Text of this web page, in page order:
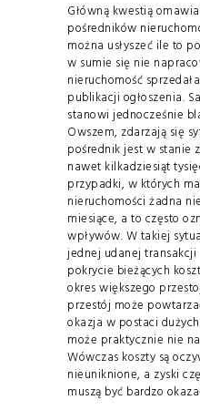
Główną kwestią
pośredników
można usłyszeć ile to
w sumie się nie
nieruchomość
publikacji ogłoszenia.
stanowi jednocześnie
Owszem, zdarzają się
pośrednik jest w stanie
nawet kilkadziesiąt
przypadki, w których
nieruchomości żadna
miesiące, a to często
wpływów. W takiej
jednej udanej
pokrycie bieżących
okres większego
przestój może
okazja w postaci
może praktycznie nie
Wówczas koszty są
nieuniknione, a zyski
muszą być bardzo